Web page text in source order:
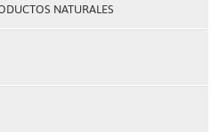
NATURALES